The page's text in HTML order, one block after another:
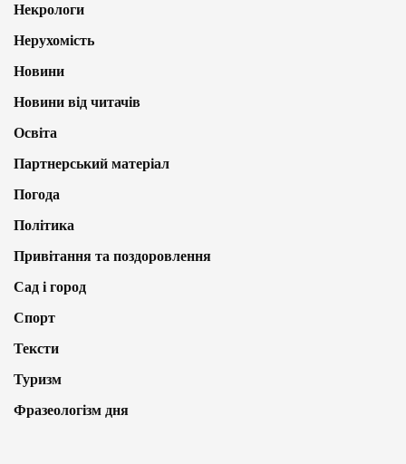
Некрологи
Нерухомість
Новини
Новини від читачів
Освіта
Партнерський матеріал
Погода
Політика
Привітання та поздоровлення
Сад і город
Спорт
Тексти
Туризм
Фразеологізм дня